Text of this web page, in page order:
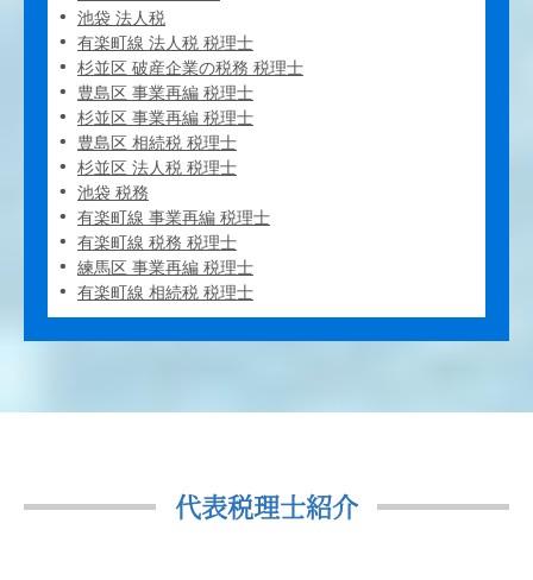
池袋 法人税
有楽町線 法人税 税理士
杉並区 破産企業の税務 税理士
豊島区 事業再編 税理士
杉並区 事業再編 税理士
豊島区 相続税 税理士
杉並区 法人税 税理士
池袋 税務
有楽町線 事業再編 税理士
有楽町線 税務 税理士
練馬区 事業再編 税理士
有楽町線 相続税 税理士
代表税理士紹介